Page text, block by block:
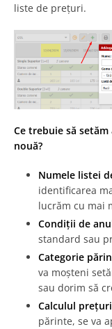
liste de prețuri.
Ce trebuie să
nouă?
Numele listei
identificarea
lucrăm cu mai
Condiții de
standard sau
Categorie
va moșteni
sau dorim să
Calculul
părinte, se va